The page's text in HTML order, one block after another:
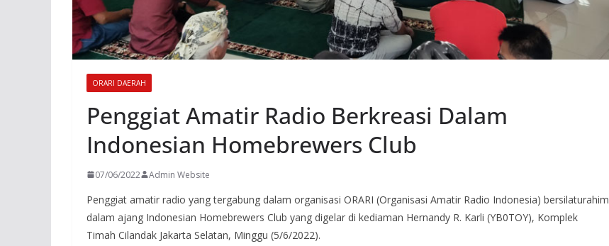
ORARI DAERAH
Penggiat Amatir Radio Berkreasi Dalam
Indonesian Homebrewers Club
07/06/2022 Admin Website
Penggiat amatir radio yang tergabung dalam organisasi ORARI (Organisasi Amatir Radio Indonesia) bersilaturahim
dalam ajang Indonesian Homebrewers Club yang digelar di kediaman Hernandy R. Karli (YB0TOY), Komplek
Timah Cilandak Jakarta Selatan, Minggu (5/6/2022).